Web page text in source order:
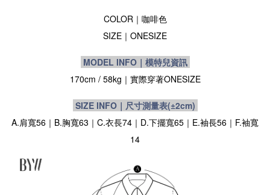
COLOR｜咖啡色
SIZE ｜ ONESIZE
MODEL INFO｜模特兒資訊
170cm / 58kg ｜實際穿著ONESIZE
SIZE INFO｜尺寸測量表(±2cm)
A.肩寬56｜B.胸寬63｜C.衣長74｜D.下擺寬65｜E.袖長56｜F.袖寬
14